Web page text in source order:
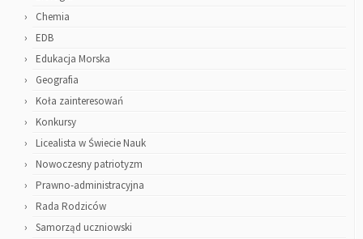
Chemia
EDB
Edukacja Morska
Geografia
Koła zainteresowań
Konkursy
Licealista w Świecie Nauk
Nowoczesny patriotyzm
Prawno-administracyjna
Rada Rodziców
Samorząd uczniowski